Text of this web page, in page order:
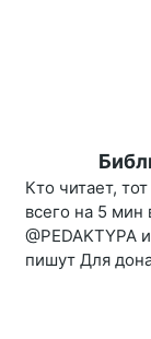
Кто читает,
всего на 5
@PEDAKTYPA
пишут Для